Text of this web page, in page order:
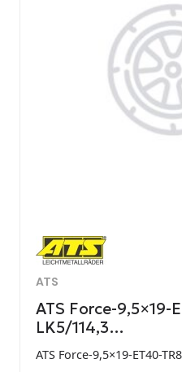
ATS
ATS Force-9,5×19-
LK5/114,3…
ATS Force-9,5×19-ET40-